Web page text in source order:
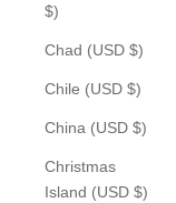
$)
Chad (USD $)
Chile (USD $)
China (USD $)
Christmas
Island (USD $)